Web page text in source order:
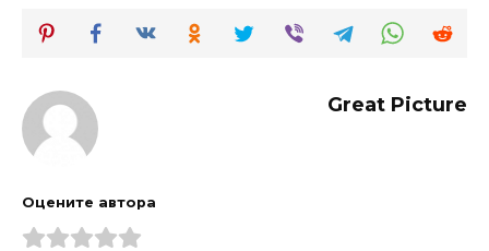
Great Picture
Оцените автора